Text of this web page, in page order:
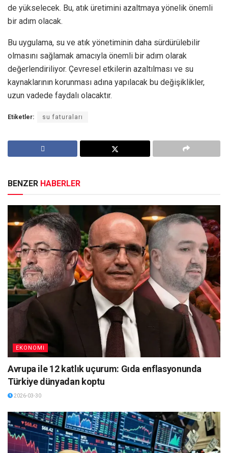
de yükselecek. Bu, atık üretimini azaltmaya yönelik önemli
bir adım olacak.
Bu uygulama, su ve atık yönetiminin daha sürdürülebilir
olmasını sağlamak amacıyla önemli bir adım olarak
değerlendiriliyor. Çevresel etkilerin azaltılması ve su
kaynaklarının korunması adına yapılacak bu değişiklikler,
uzun vadede faydalı olacaktır.
Etiketler: su faturaları
BENZER HABERLER
EKONOMI
Avrupa ile 12 katlık uçurum: Gıda enflasyonunda
Türkiye dünyadan koptu
2026-03-30